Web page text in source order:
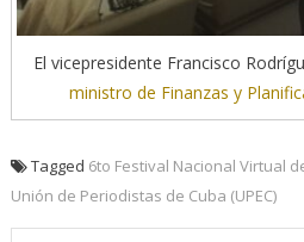
El vicepresidente Francisco
ministro de Finanzas y
Tagged 6to Festival Nacional Virtual
Unión de Periodistas de Cuba (UPEC)